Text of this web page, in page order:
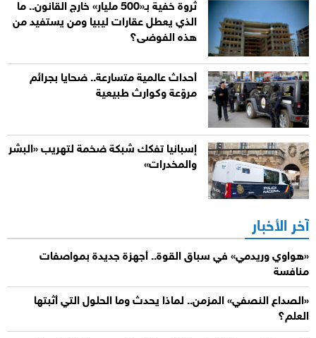
ثروة خفية بـ«500 مليار» خارج القانون.. ما
الذي يعطل عقارات ليبيا ومن يستفيد من
هذه الفوضى؟
أحداث عالمية متسارعة.. ضحايا بجرائم
مروّعة وكوارث طبيعية
إسبانيا تفكك شبكة ضخمة لتهريب «البشر
والمخدرات»
آخر الأخبار
«هواوي وريدمي» في سباق القوة.. أجهزة جديدة بمواصفات
منافسة
«الصداع النصفي» المزمن.. لماذا يحدث وما الحلول التي أثبتها
العلم؟